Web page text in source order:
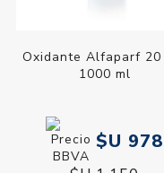
Oxidante Alfaparf 20
1000 ml
$U 978